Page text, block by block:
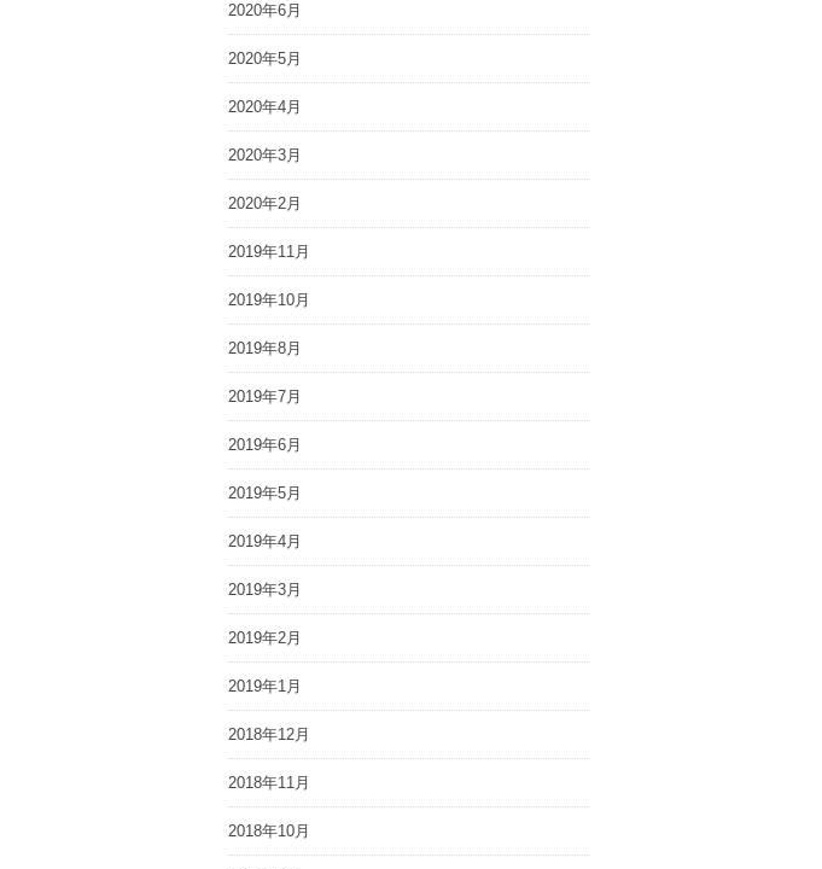
2020年6月
2020年5月
2020年4月
2020年3月
2020年2月
2019年11月
2019年10月
2019年8月
2019年7月
2019年6月
2019年5月
2019年4月
2019年3月
2019年2月
2019年1月
2018年12月
2018年11月
2018年10月